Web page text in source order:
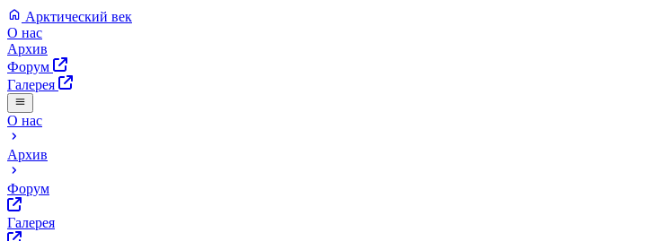
Арктический век
О нас
Архив
Форум
Галерея
О нас
Архив
Форум
Галерея